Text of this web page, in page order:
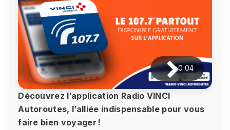
0:04
Découvrez l’application Radio VINCI
Autoroutes, l’alliée indispensable pour vous
faire bien voyager !